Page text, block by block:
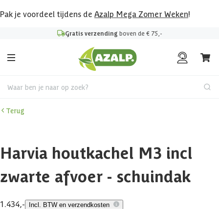
Pak je voordeel tijdens de Azalp Mega Zomer Weken!
Gratis verzending boven de € 75,-
Waar ben je naar op zoek?
Terug
Harvia houtkachel M3 incl
zwarte afvoer - schuindak
1.434,- Incl. BTW en verzendkosten